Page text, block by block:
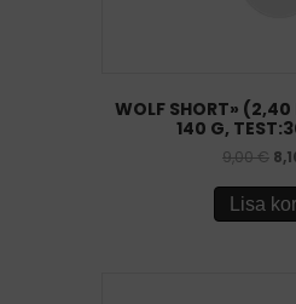
WOLF SHORT» (2,40
140 G,
9,00€
Lisa